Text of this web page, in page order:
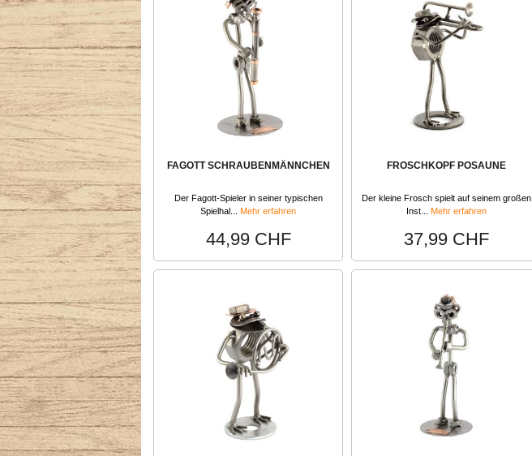
FAGOTT SCHRAUBENMÄNNCHEN
Der Fagott-Spieler in seiner typischen
Spielhal... Mehr erfahren
44,99 CHF
FROSCHKOPF POSAUNE
Der kleine Frosch spielt auf seinem großen
Inst... Mehr erfahren
37,99 CHF